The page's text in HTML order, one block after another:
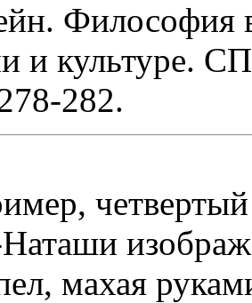
Философия
и культуре.
282.
махая